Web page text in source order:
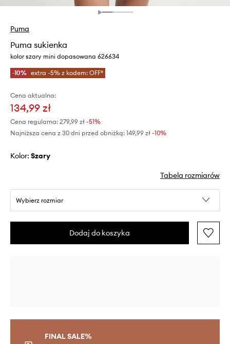
Puma
Puma sukienka
kolor szary mini dopasowana 626634
-10% extra -5% z kodem: OFF*
Cena aktualna:
134,99 zł
Cena regularna: 279,99 zł -51%
Najniższa cena z 30 dni przed obniżką: 149,99 zł -10%
Kolor: szary
Tabela rozmiarów
Wybierz rozmiar
Dodaj do koszyka
FINAL SALE%